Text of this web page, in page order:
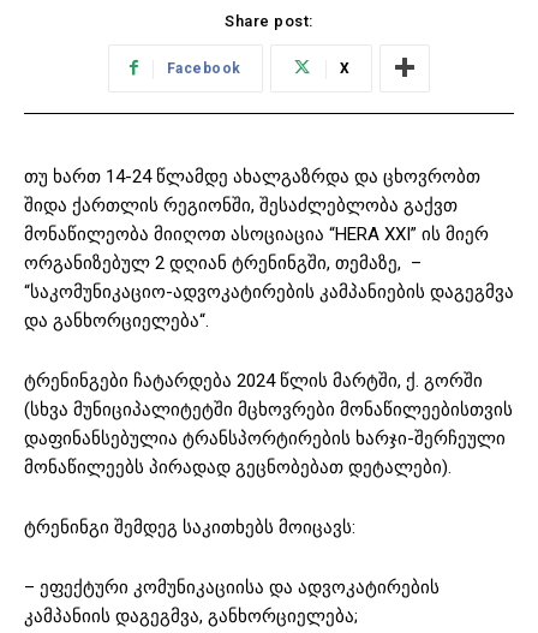
Share post:
Facebook X
თუ ხართ 14-24 წლამდე ახალგაზრდა და ცხოვრობთ
შიდა ქართლის რეგიონში, შესაძლებლობა გაქვთ
მონაწილეობა მიიღოთ ასოციაცია “HERA XXI” ის მიერ
ორგანიზებულ 2 დღიან ტრენინგში, თემაზე, –
“საკომუნიკაციო-ადვოკატირების კამპანიების დაგეგმვა
და განხორციელება“.
ტრენინგები ჩატარდება 2024 წლის მარტში, ქ. გორში
(სხვა მუნიციპალიტეტში მცხოვრები მონაწილეებისთვის
დაფინანსებულია ტრანსპორტირების ხარჯი-შერჩეული
მონაწილეებს პირადად გეცნობებათ დეტალები).
ტრენინგი შემდეგ საკითხებს მოიცავს:
– ეფექტური კომუნიკაციისა და ადვოკატირების
კამპანიის დაგეგმვა, განხორციელება;